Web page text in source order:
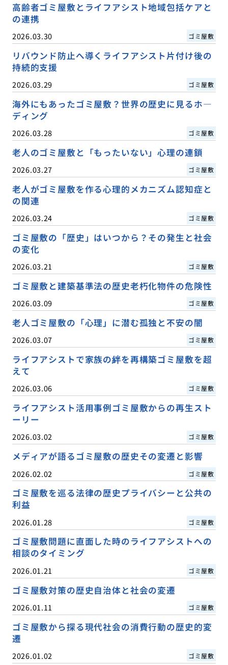
高齢者ゴミ屋敷とライフアシスト地域包括ケアと
の連携
2026.03.30 ゴミ屋敷
リバウンド防止へ導くライフアシスト片付け後の
持続的支援
2026.03.29 ゴミ屋敷
海外にもあったゴミ屋敷？世界の歴史に見るホ―
ディング
2026.03.28 ゴミ屋敷
老人のゴミ屋敷と「もったいない」心理の連鎖
2026.03.27 ゴミ屋敷
老人がゴミ屋敷を作る心理的メカニズム認知症と
の関連
2026.03.24 ゴミ屋敷
ゴミ屋敷の「歴史」はいつから？その発生と社会
の変化
2026.03.21 ゴミ屋敷
ゴミ屋敷と建築基準法の歴史老朽化物件の危険性
2026.03.09 ゴミ屋敷
老人ゴミ屋敷の「心理」に潜む孤独と不安の闇
2026.03.07 ゴミ屋敷
ライフアシストで家族の絆を再構築ゴミ屋敷を超
えて
2026.03.06 ゴミ屋敷
ライフアシスト活用事例ゴミ屋敷からの再生スト
ーリー
2026.03.02 ゴミ屋敷
メディアが語るゴミ屋敷の歴史その変遷と影響
2026.02.02 ゴミ屋敷
ゴミ屋敷を巡る法律の歴史プライバシーと公共の
利益
2026.01.28 ゴミ屋敷
ゴミ屋敷問題に直面した時のライフアシストへの
相談のタイミング
2026.01.21 ゴミ屋敷
ゴミ屋敷対策の歴史自治体と社会の変遷
2026.01.11 ゴミ屋敷
ゴミ屋敷から探る現代社会の消費行動の歴史的変
遷
2026.01.02 ゴミ屋敷